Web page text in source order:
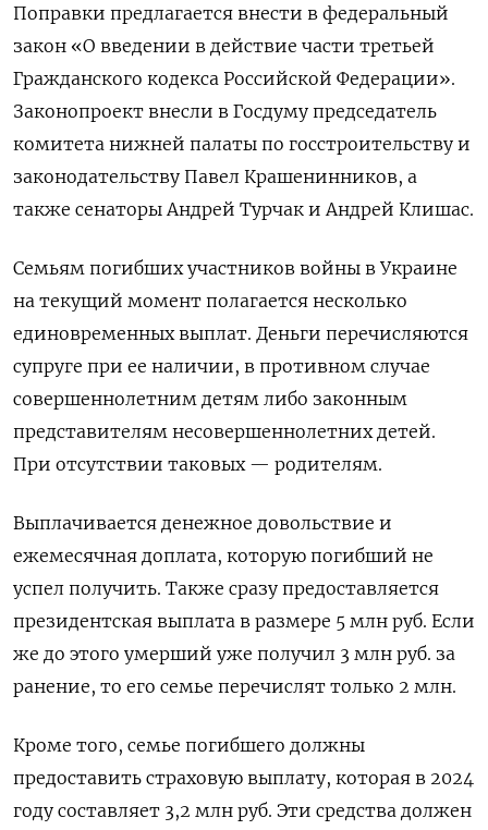
Поправки предлагается внести в федеральный
закон «О введении в действие части третьей
Гражданского кодекса Российской Федерации».
Законопроект внесли в Госдуму председатель
комитета нижней палаты по госстроительству и
законодательству Павел Крашенинников, а
также сенаторы Андрей Турчак и Андрей Клишас.
Семьям погибших участников войны в Украине
на текущий момент полагается несколько
единовременных выплат. Деньги перечисляются
супруге при ее наличии, в противном случае
совершеннолетним детям либо законным
представителям несовершеннолетних детей.
При отсутствии таковых — родителям.
Выплачивается денежное довольствие и
ежемесячная доплата, которую погибший не
успел получить. Также сразу предоставляется
президентская выплата в размере 5 млн руб. Если
же до этого умерший уже получил 3 млн руб. за
ранение, то его семье перечислят только 2 млн.
Кроме того, семье погибшего должны
предоставить страховую выплату, которая в 2024
году составляет 3,2 млн руб. Эти средства должен